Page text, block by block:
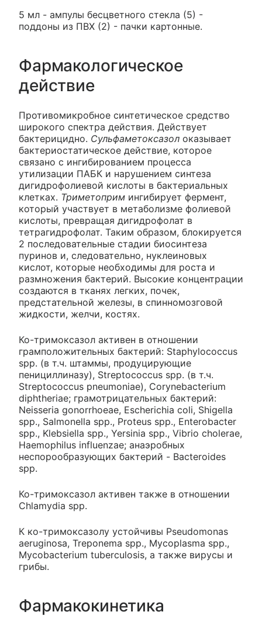
5 мл - ампулы бесцветного стекла (5) -
поддоны из ПВХ (2) - пачки картонные.
Фармакологическое
действие
Противомикробное синтетическое средство
широкого спектра действия. Действует
бактерицидно. Сульфаметоксазол оказывает
бактериостатическое действие, которое
связано с ингибированием процесса
утилизации ПАБК и нарушением синтеза
дигидрофолиевой кислоты в бактериальных
клетках. Триметоприм ингибирует фермент,
который участвует в метаболизме фолиевой
кислоты, превращая дигидрофолат в
тетрагидрофолат. Таким образом, блокируется
2 последовательные стадии биосинтеза
пуринов и, следовательно, нуклеиновых
кислот, которые необходимы для роста и
размножения бактерий. Высокие концентрации
создаются в тканях легких, почек,
предстательной железы, в спинномозговой
жидкости, желчи, костях.
Ко-тримоксазол активен в отношении
грамположительных бактерий: Staphylococcus
spp. (в т.ч. штаммы, продуцирующие
пенициллиназу), Streptococcus spp. (в т.ч.
Streptococcus pneumoniae), Corynebacterium
diphtheriae; грамотрицательных бактерий:
Neisseria gonorrhoeae, Escherichia coli, Shigella
spp., Salmonella spp., Proteus spp., Enterobacter
spp., Klebsiella spp., Yersinia spp., Vibrio cholerae,
Haemophilus influenzae; анаэробных
неспорообразующих бактерий - Bacteroides
spp.
Ко-тримоксазол активен также в отношении
Chlamydia spp.
К ко-тримоксазолу устойчивы Pseudomonas
aeruginosa, Treponema spp., Mycoplasma spp.,
Mycobacterium tuberculosis, а также вирусы и
грибы.
Фармакокинетика